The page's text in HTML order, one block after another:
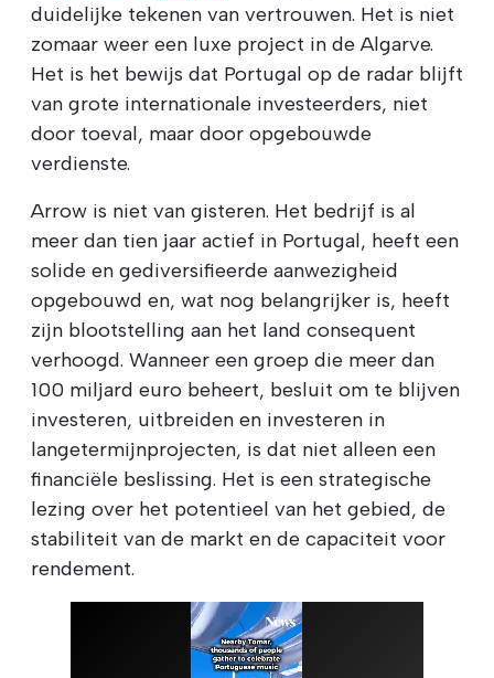
duidelijke tekenen van vertrouwen. Het is niet
zomaar weer een luxe project in de Algarve.
Het is het bewijs dat Portugal op de radar blijft
van grote internationale investeerders, niet
door toeval, maar door opgebouwde
verdienste.
Arrow is niet van gisteren. Het bedrijf is al
meer dan tien jaar actief in Portugal, heeft een
solide en gediversifieerde aanwezigheid
opgebouwd en, wat nog belangrijker is, heeft
zijn blootstelling aan het land consequent
verhoogd. Wanneer een groep die meer dan
100 miljard euro beheert, besluit om te blijven
investeren, uitbreiden en investeren in
langetermijnprojecten, is dat niet alleen een
financiële beslissing. Het is een strategische
lezing over het potentieel van het gebied, de
stabiliteit van de markt en de capaciteit voor
rendement.